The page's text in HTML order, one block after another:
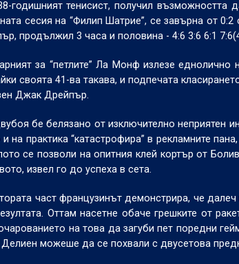
годишният тенисист, получил възможността
сесия на “Филип Шатрие”, се завърна от
продължил 3 часа и половина - 4:6 3:6 6:1
за “петлите” Ла Монф излезе
своята 41-ва такава, и подпечата
Джак Дрейпър.
бе белязано от изключително неприятен
на практика “катастрофира” в рекламните
се позволи на опитния клей кортър от
извел го до успеха в сета.
част французинът демонстрира, че
Оттам насетне обаче грешките от
на това да загуби пет поредни
можеше да се похвали с двусетова